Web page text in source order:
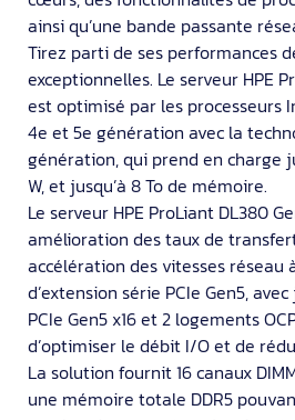
ainsi qu’une bande passante
Tirez parti de ses performances
exceptionnelles. Le serveur HPE
est optimisé par les processeurs
4e et 5e génération avec la
génération, qui prend en charge
W, et jusqu’à 8 To de mémoire.
Le serveur HPE ProLiant DL380
amélioration des taux de
accélération des vitesses réseau
d’extension série PCIe Gen5,
PCIe Gen5 x16 et 2 logements
d’optimiser le débit I/O et de
La solution fournit 16 canaux
une mémoire totale DDR5